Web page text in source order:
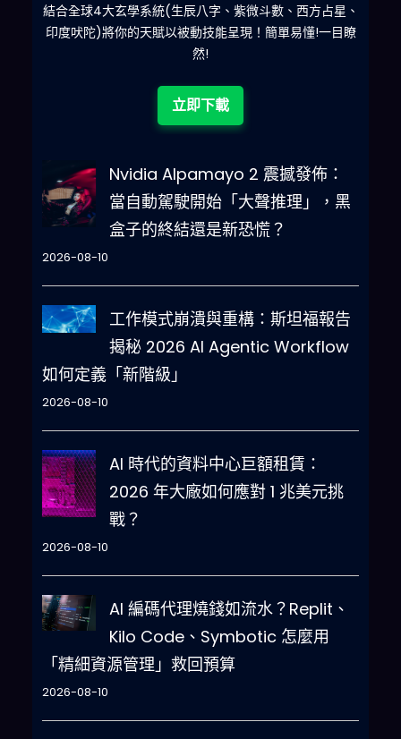
減少超過500萬個低概率中獎組合，提高中獎率
立即下載
Nvidia Alpamayo 2 震撼發佈：
當自動駕駛開始「大聲推理」，黑
盒子的終結還是新恐慌？
2026-08-10
工作模式崩潰與重構：斯坦福報告
揭秘 2026 AI Agentic Workflow
如何定義「新階級」
2026-08-10
AI 時代的資料中心巨額租賃：
2026 年大廠如何應對 1 兆美元挑
戰？
2026-08-10
AI 編碼代理燒錢如流水？Replit、
Kilo Code、Symbotic 怎麼用
「精細資源管理」救回預算
2026-08-10